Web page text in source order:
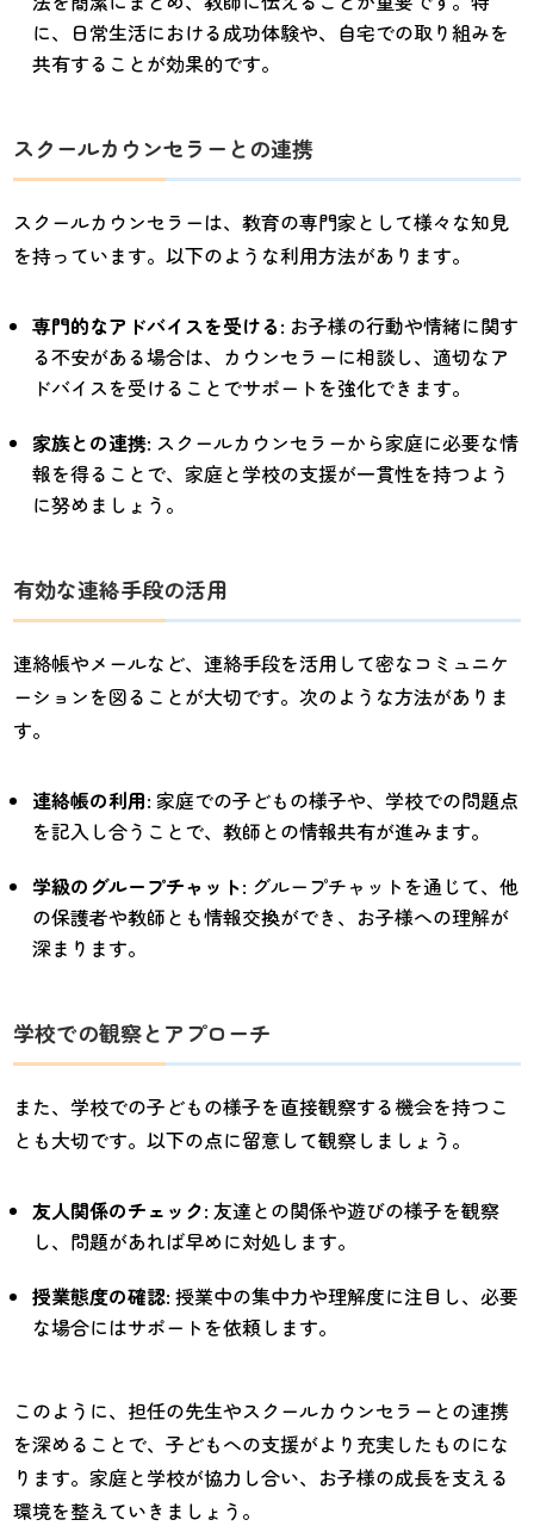
に、日常生活における成功体験や、自宅での取り組みを
共有することが効果的です。
スクールカウンセラーとの連携
スクールカウンセラーは、教育の専門家として様々な知見
を持っています。以下のような利用方法があります。
専門的なアドバイスを受ける: お子様の行動や情緒に関す
る不安がある場合は、カウンセラーに相談し、適切なア
ドバイスを受けることでサポートを強化できます。
家族との連携: スクールカウンセラーから家庭に必要な情
報を得ることで、家庭と学校の支援が一貫性を持つよう
に努めましょう。
有効な連絡手段の活用
連絡帳やメールなど、連絡手段を活用して密なコミュニケ
ーションを図ることが大切です。次のような方法がありま
す。
連絡帳の利用: 家庭での子どもの様子や、学校での問題点
を記入し合うことで、教師との情報共有が進みます。
学級のグループチャット: グループチャットを通じて、他
の保護者や教師とも情報交換ができ、お子様への理解が
深まります。
学校での観察とアプローチ
また、学校での子どもの様子を直接観察する機会を持つこ
とも大切です。以下の点に留意して観察しましょう。
友人関係のチェック: 友達との関係や遊びの様子を観察
し、問題があれば早めに対処します。
授業態度の確認: 授業中の集中力や理解度に注目し、必要
な場合にはサポートを依頼します。
このように、担任の先生やスクールカウンセラーとの連携
を深めることで、子どもへの支援がより充実したものにな
ります。家庭と学校が協力し合い、お子様の成長を支える
環境を整えていきましょう。